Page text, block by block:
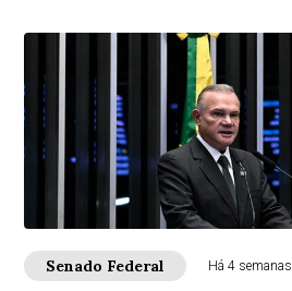
Senado Federal Há 4 semanas